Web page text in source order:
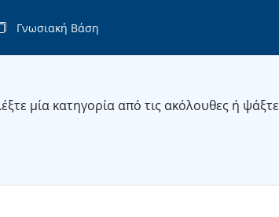
Γνωσιακή Βάση
μία κατηγορία από τις ακόλουθες ή